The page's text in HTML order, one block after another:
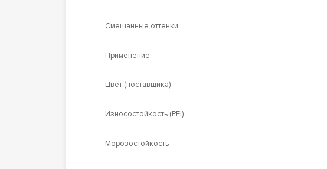
Смешанные оттенки
Применение
Цвет (поставщика)
Износостойкость (PEI)
Морозостойкость